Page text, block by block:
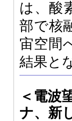
は、酸
部で核
宙空間
結果と
＜電波
ナ、新